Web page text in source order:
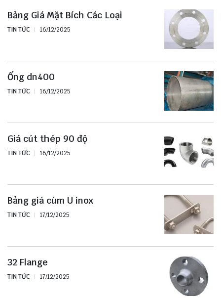
Bảng Giá Mặt Bích Các Loại
TIN TỨC 16/12/2025
Ống dn400
TIN TỨC 16/12/2025
Giá cút thép 90 độ
TIN TỨC 16/12/2025
Bảng giá cùm U inox
TIN TỨC 17/12/2025
32 Flange
TIN TỨC 17/12/2025